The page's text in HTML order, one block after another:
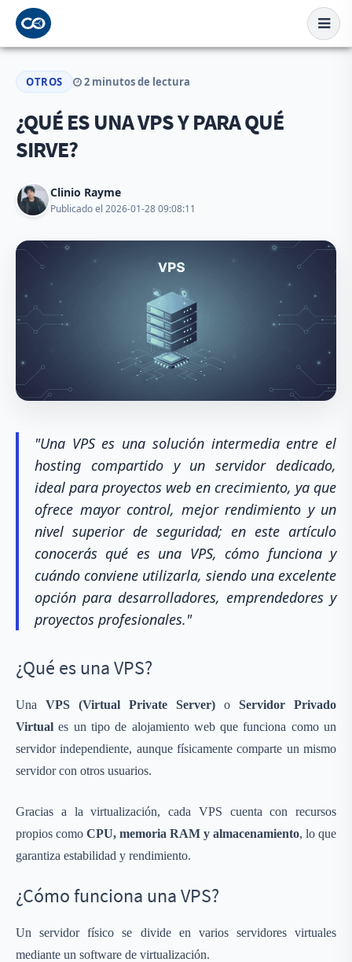
OTROS 2 minutos de lectura
¿QUÉ ES UNA VPS Y PARA QUÉ
SIRVE?
Clinio Rayme
Publicado el 2026-01-28 09:08:11
"Una VPS es una solución intermedia entre el
hosting compartido y un servidor dedicado,
ideal para proyectos web en crecimiento, ya que
ofrece mayor control, mejor rendimiento y un
nivel superior de seguridad; en este artículo
conocerás qué es una VPS, cómo funciona y
cuándo conviene utilizarla, siendo una excelente
opción para desarrolladores, emprendedores y
proyectos profesionales."
¿Qué es una VPS?
Una VPS (Virtual Private Server) o Servidor Privado
Virtual es un tipo de alojamiento web que funciona como un
servidor independiente, aunque físicamente comparte un mismo
servidor con otros usuarios.
Gracias a la virtualización, cada VPS cuenta con recursos
propios como CPU, memoria RAM y almacenamiento, lo que
garantiza estabilidad y rendimiento.
¿Cómo funciona una VPS?
Un servidor físico se divide en varios servidores virtuales
mediante un software de virtualización.